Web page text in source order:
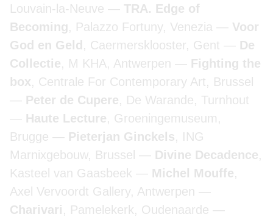
Louvain-la-Neuve
TRA. Edge of
Becoming, Palazzo Fortuny, Venezia
Voor
God en Geld , Caermersklooster, Gent
De
Collectie, M KHA, Antwerpen
Fighting the
box, Centrale For Contemporary Art, Brussel
Peter de Cupere, De Warande, Turnhout
Haute Lecture, Groeningemuseum,
Brugge
Pieterjan Ginckels, ING
Marnixgebouw, Brussel
Divine Decadence,
Kasteel van Gaasbeek
Michel Mouffe,
Axel Vervoordt Gallery, Antwerpen
Charivari, Pamelekerk, Oudenaarde